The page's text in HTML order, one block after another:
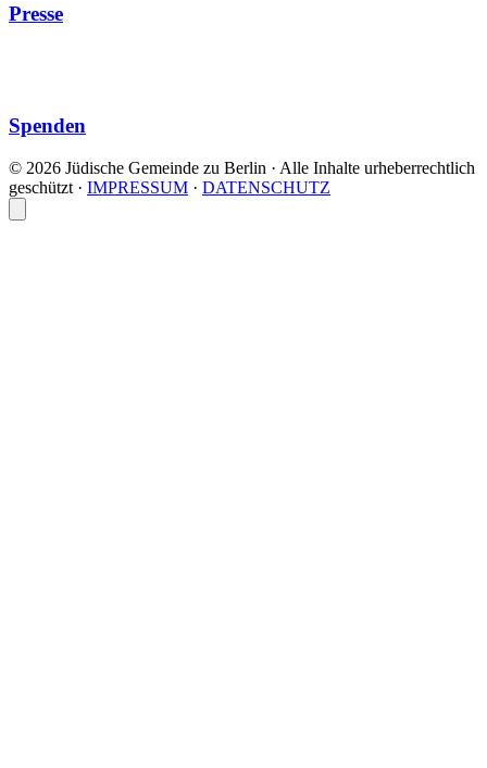
Presse
Spenden
© 2026 Jüdische Gemeinde zu Berlin · Alle Inhalte urheberrechtlich
geschützt · IMPRESSUM · DATENSCHUTZ